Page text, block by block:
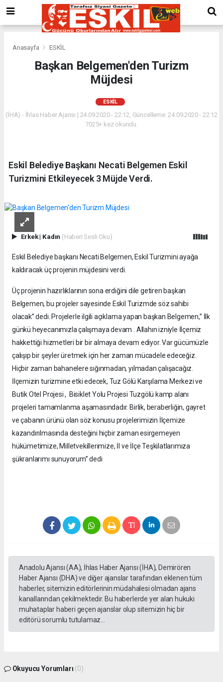
Anasayfa ESKİL
Başkan Belgemen'den Turizm
Müjdesi
ESKİL
(İHA) - İhlas Haber Ajansı | 24.09.2020 - 22:12, Güncelleme: 24.09.2020 - 22:12
7025+ kez okundu.
Eskil Belediye Başkanı Necati Belgemen Eskil
Turizmini Etkileyecek 3 Müjde Verdi.
Erkek| Kadın (Haberi Sesli Oku)
Eskil Belediye başkanı Necati Belgemen, Eskil Turizmini ayağa
kaldıracak üç projenin müjdesini verdi.
Üç projenin hazırlıklarının sona erdiğini dile getiren başkan
Belgemen, bu projeler sayesinde Eskil Turizmde söz sahibi
olacak” dedi. Projelerle ilgili açıklama yapan başkan Belgemen,” İlk
günkü heyecanımızla çalışmaya devam . Allahın izniyle İlçemiz
hakkettiği hizmetleri bir bir almaya devam ediyor. Var gücümüzle
çalışıp bir şeyler üretmek için her zaman mücadele edeceğiz.
Hiçbir zaman bahanelere sığınmadan, yılmadan çalışacağız.
İlçemizin turizmine etki edecek, Tuz Gölü Karşılama Merkezi ve
Butik Otel Projesi , Bisiklet Yolu Projesi Tuzgölü kamp alanı
projeleri tamamlanma aşamasındadır. Birlik, beraberliğin, gayret
ve çabanın ürünü olan söz konusu projelerimizin İlçemize
kazandırılmasında desteğini hiçbir zaman esirgemeyen
hükümetimize, Milletvekillerimize, İl ve İlçe Teşkilatlarımıza
şükranlarımı sunuyorum” dedi
Anadolu Ajansı (AA), İhlas Haber Ajansı (İHA), Demirören
Haber Ajansı (DHA) ve diğer ajanslar tarafından eklenen tüm
haberler, sitemizin editörlerinin müdahalesi olmadan ajans
kanallarından çekilmektedir. Bu haberlerde yer alan hukuki
muhataplar haberi geçen ajanslar olup sitemizin hiç bir
editörü sorumlu tutulamaz...
Okuyucu Yorumları (0)